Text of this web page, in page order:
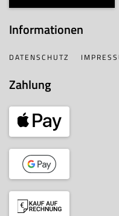
Informationen
DATENSCHUTZ
Zahlung